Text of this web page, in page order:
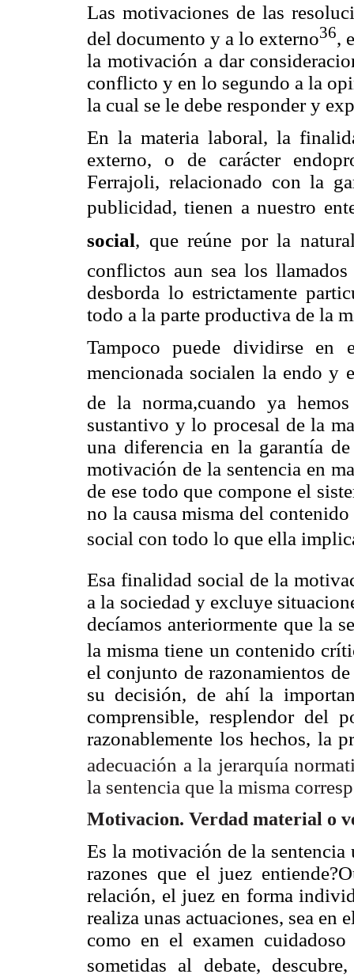
Las motivaciones de las
del documento y a lo externo36,
la motivación a dar
conflicto y en lo segundo a la
la cual se le debe responder y
En la materia laboral, la
externo, o de carácter
Ferrajoli, relacionado con la
publicidad, tienen a nuestro
social, que reúne por la
conflictos aun sea los
desborda lo estrictamente
todo a la parte productiva de la
Tampoco puede dividirse
mencionada socialen la endo
de la norma,cuando ya
sustantivo y lo procesal de la
una diferencia en la garantía
motivación de la sentencia en
de ese todo que compone el
no la causa misma del
social con todo lo que ella
Esa finalidad social de la
a la sociedad y excluye
decíamos anteriormente que la
la misma tiene un contenido
el conjunto de razonamientos
su decisión, de ahí la
comprensible, resplendor del
razonablemente los hechos, la
adecuación a la jerarquía
la sentencia que la misma
Motivacion. Verdad material o
Es la motivación de la
razones que el juez
relación, el juez en forma
realiza unas actuaciones, sea
como en el examen
sometidas al debate,